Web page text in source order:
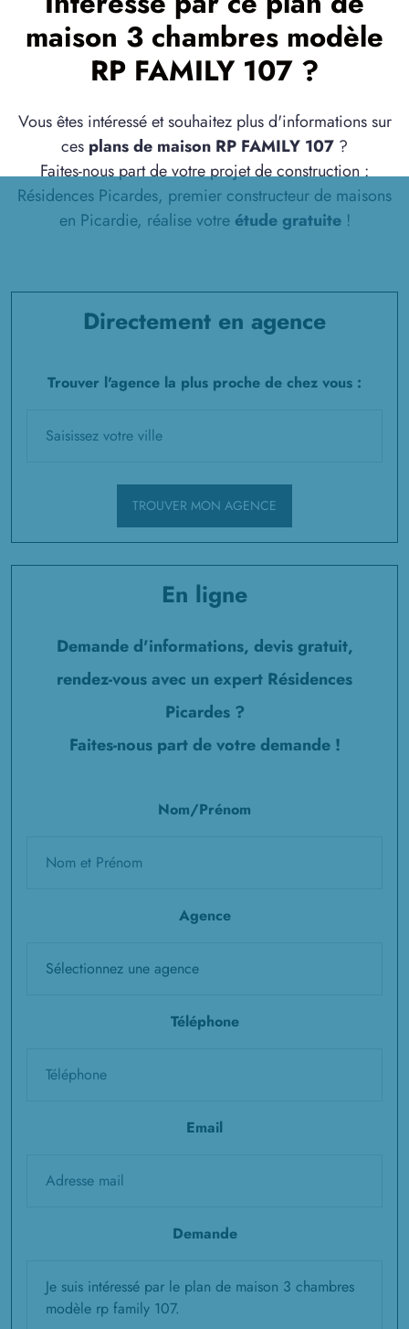
maison 3 chambres modèle
RP FAMILY 107 ?
Vous êtes intéressé et souhaitez plus d'informations sur
ces plans de maison RP FAMILY 107 ?
Faites-nous part de votre projet de construction :
Résidences Picardes, premier constructeur de maisons
en Picardie, réalise votre étude gratuite!
Directement en agence
Trouver l'agence la plus proche de chez vous :
TROUVER MON AGENCE
En ligne
Demande d'informations, devis gratuit,
rendez-vous avec un expert Résidences
Picardes ?
Faites-nous part de votre demande !
Nom/Prénom
Agence
Téléphone
Email
Demande